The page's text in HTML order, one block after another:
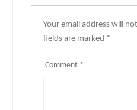
Your email address will
fields are marked *
Comment *